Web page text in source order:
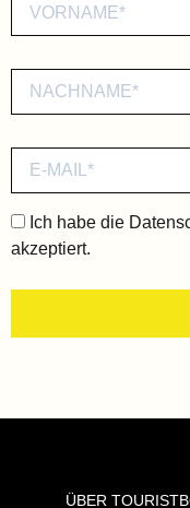
Ich habe die
akzeptiert.
ÜBER